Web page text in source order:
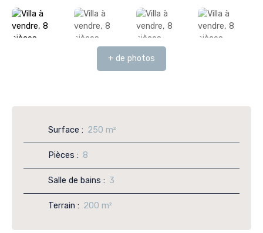
+ de photos
Surface : 250 m²
Pièces : 8
Salle de bains : 3
Terrain : 200 m²